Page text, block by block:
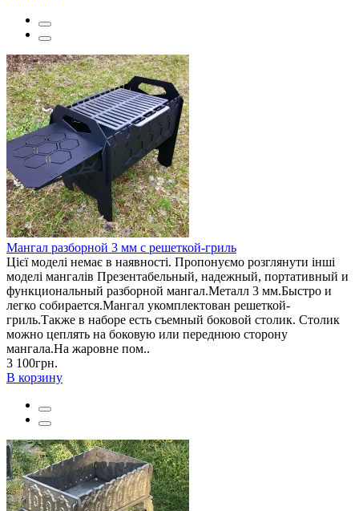
Мангал разборной 3 мм с решеткой-гриль
Цієї моделі немає в наявності. Пропонуємо розглянути інші
моделі мангалів Презентабельный, надежный, портативный и
функциональный разборной мангал.Металл 3 мм.Быстро и
легко собирается.Мангал укомплектован решеткой-
гриль.Также в наборе есть съемный боковой столик. Столик
можно цеплять на боковую или переднюю сторону
мангала.На жаровне пом..
3 100грн.
В корзину